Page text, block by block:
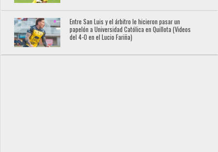
Entre San Luis y el árbitro le hicieron pasar un
papelón a Universidad Católica en Quillota (Videos
del 4-0 en el Lucio Fariña)